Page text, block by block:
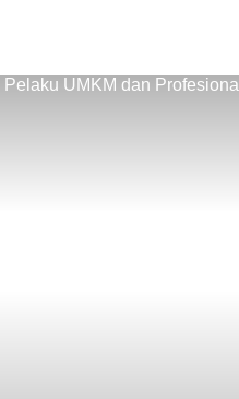
UMKM dan Profesional